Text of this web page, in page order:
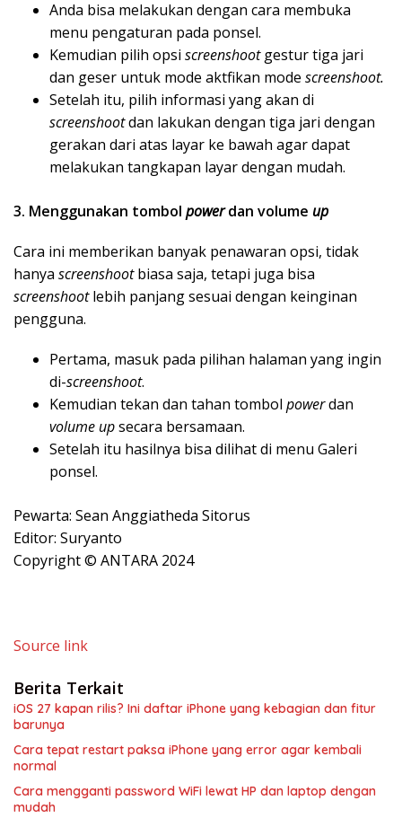
Anda bisa melakukan dengan cara membuka
menu pengaturan pada ponsel.
Kemudian pilih opsi screenshootgestur tiga jari
dan geser untuk mode aktfikan mode screenshoot.
Setelah itu, pilih informasi yang akan di
screenshootdan lakukan dengan tiga jari dengan
gerakan dari atas layar ke bawah agar dapat
melakukan tangkapan layar dengan mudah.
3. Menggunakan tombol powerdan volume up
Cara ini memberikan banyak penawaran opsi, tidak
hanya screenshootbiasa saja, tetapi juga bisa
screenshootlebih panjang sesuai dengan keinginan
pengguna.
Pertama, masuk pada pilihan halaman yang ingin
di-screenshoot.
Kemudian tekan dan tahan tombol powerdan
volume upsecara bersamaan.
Setelah itu hasilnya bisa dilihat di menu Galeri
ponsel.
Pewarta: Sean Anggiatheda Sitorus
Editor: Suryanto
Copyright © ANTARA 2024
Source link
Berita Terkait
iOS 27 kapan rilis? Ini daftar iPhone yang kebagian dan fitur
barunya
Cara tepat restart paksa iPhone yang error agar kembali
normal
Cara mengganti password WiFi lewat HP dan laptop dengan
mudah